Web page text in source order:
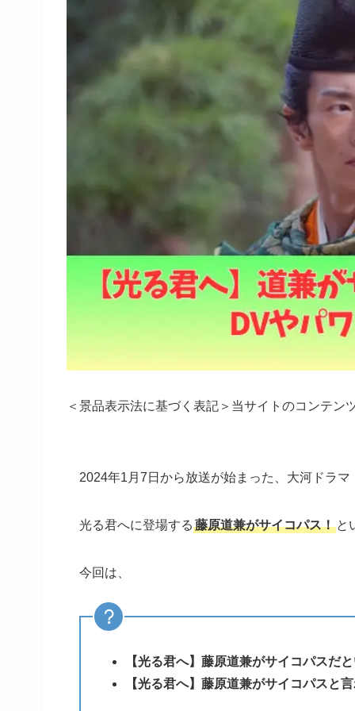
＜景品表示法に基づく表記＞当サイトのコンテ
2024年1月7日から放送が始まった、大河ドラマ
光る君へに登場する 藤原道兼がサイコパス！ と
今回は、
【光る君へ】藤原道兼がサイコパスだ
【光る君へ】藤原道兼がサイコパスと